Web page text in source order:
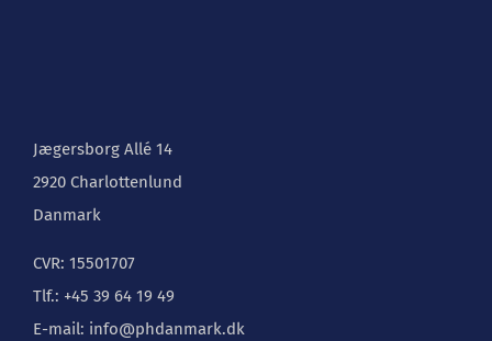
Jægersborg Allé 14
2920 Charlottenlund
Danmark
CVR: 15501707
Tlf.: +45 39 64 19 49
E-mail: info@phdanmark.dk